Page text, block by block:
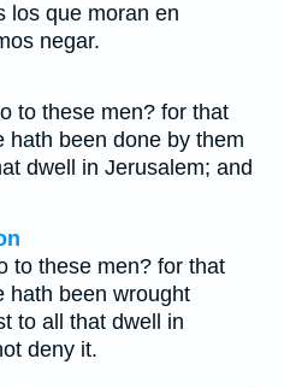
los que moran en
negar.
to these men? for that
hath been done by them
dwell in Jerusalem; and
to these men? for that
hath been wrought
to all that dwell in
deny it.